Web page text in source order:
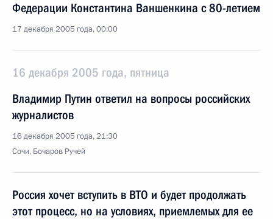
Федерации Константина Ваншенкина с 80-летием
17 декабря 2005 года, 00:00
16 декабря 2005 года, пятница
Владимир Путин ответил на вопросы российских
журналистов
16 декабря 2005 года, 21:30
Сочи, Бочаров Ручей
Россия хочет вступить в ВТО и будет продолжать
этот процесс, но на условиях, приемлемых для ее